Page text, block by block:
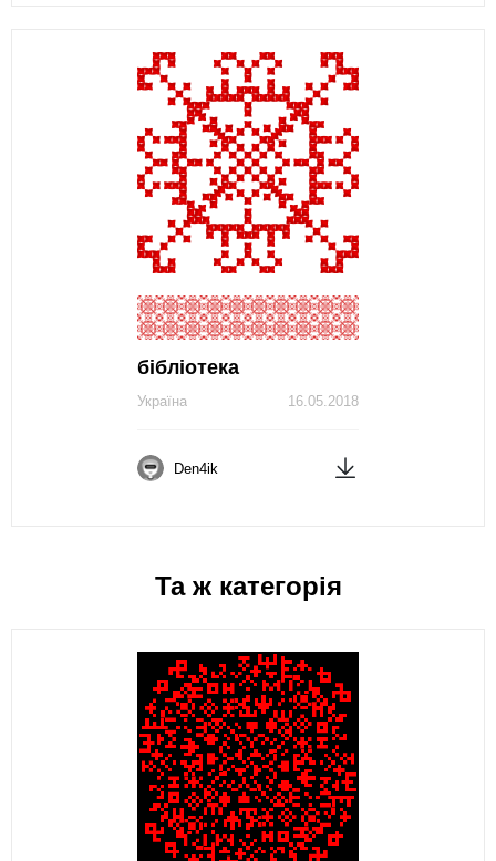
бібліотека
16.05.2018
Україна
Den4ik
Та ж категорія